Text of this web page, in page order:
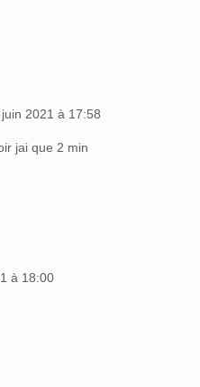
2021 à 17:58
jai que 2 min
à 18:00